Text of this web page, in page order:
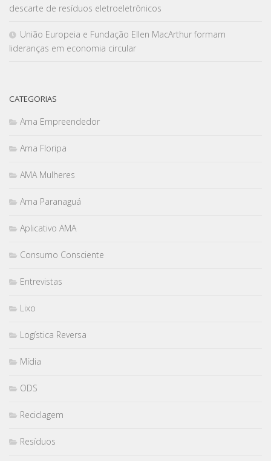
descarte de resíduos eletroeletrônicos
União Europeia e Fundação Ellen MacArthur formam
lideranças em economia circular
CATEGORIAS
Ama Empreendedor
Ama Floripa
AMA Mulheres
Ama Paranaguá
Aplicativo AMA
Consumo Consciente
Entrevistas
Lixo
Logística Reversa
Mídia
ODS
Reciclagem
Resíduos